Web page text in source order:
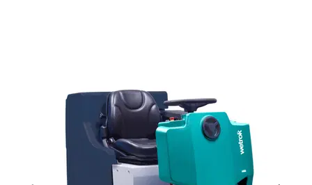
Connaissance
Innovations